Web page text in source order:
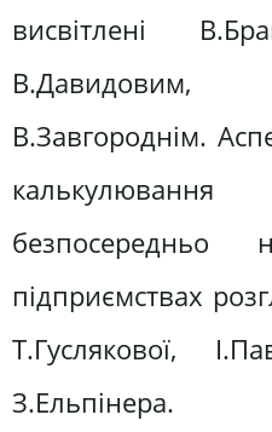
висвітлені
В.Давидовим,
В.Завгороднім.
безпосередньо
підприємствах
Т.Гуслякової,
З.Ельпінера.